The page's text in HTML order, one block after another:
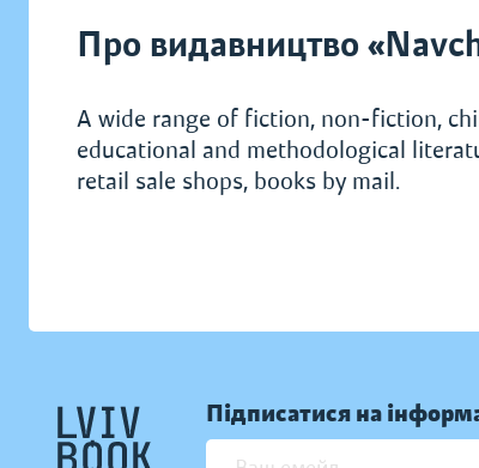
Про видавництво
A wide range of fiction, non-fiction,
educational and methodological
retail sale shops, books by mail.
Підписатися на